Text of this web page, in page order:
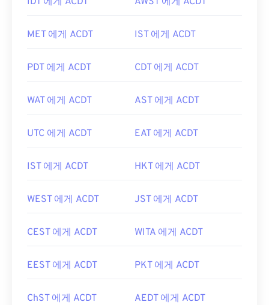
MET 에게 ACDT IST 에게 ACDT
PDT 에게 ACDT CDT 에게 ACDT
WAT 에게 ACDT AST 에게 ACDT
UTC 에게 ACDT EAT 에게 ACDT
IST 에게 ACDT HKT 에게 ACDT
WEST 에게 ACDT JST 에게 ACDT
CEST 에게 ACDT WITA 에게 ACDT
EEST 에게 ACDT PKT 에게 ACDT
ChST 에게 ACDT AEDT 에게 ACDT